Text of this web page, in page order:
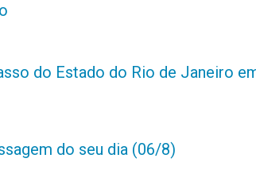
do Estado do Rio de Janeiro
do seu dia (06/8)